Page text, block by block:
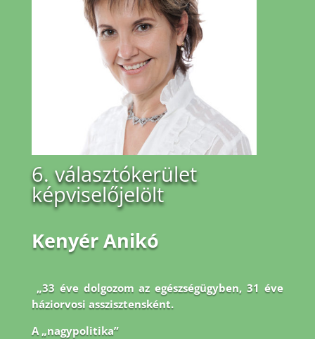
6. választókerület
képviselőjelölt
Kenyér Anikó
„33 éve dolgozom az egészségügyben, 31 éve
háziorvosi asszisztensként.
A „nagypolitika”